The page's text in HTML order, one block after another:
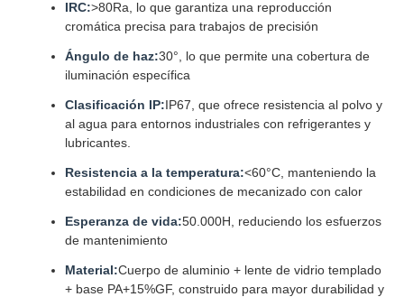
IRC:>80Ra, lo que garantiza una reproducción
cromática precisa para trabajos de precisión
Ángulo de haz:30°, lo que permite una cobertura de
iluminación específica
Clasificación IP:IP67, que ofrece resistencia al polvo y
al agua para entornos industriales con refrigerantes y
lubricantes.
Resistencia a la temperatura:<60°C, manteniendo la
estabilidad en condiciones de mecanizado con calor
Esperanza de vida:50.000H, reduciendo los esfuerzos
de mantenimiento
Material:Cuerpo de aluminio + lente de vidrio templado
+ base PA+15%GF, construido para mayor durabilidad y